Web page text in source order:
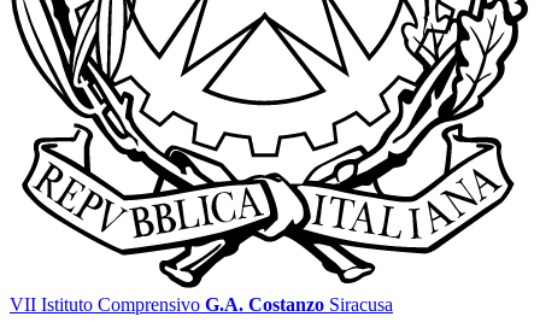
VII Istituto Comprensivo G.A. Costanzo Siracusa